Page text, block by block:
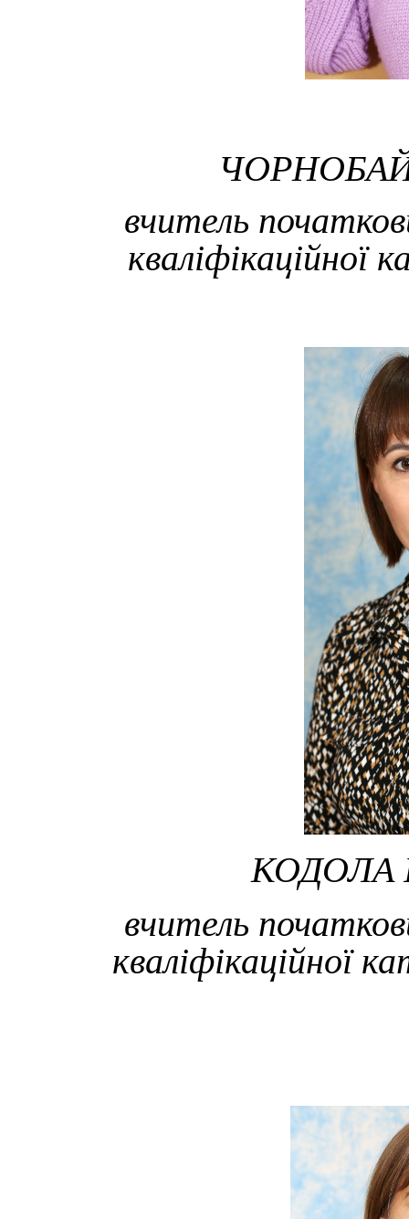
вчитель
кваліфікаційної
КОДОЛА
вчитель
кваліфікаційної